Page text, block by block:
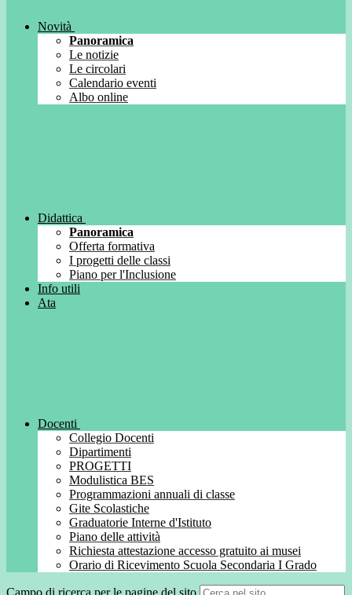
Novità
Panoramica
Le notizie
Le circolari
Calendario eventi
Albo online
Didattica
Panoramica
Offerta formativa
I progetti delle classi
Piano per l'Inclusione
Info utili
Ata
Docenti
Collegio Docenti
Dipartimenti
PROGETTI
Modulistica BES
Programmazioni annuali di classe
Gite Scolastiche
Graduatorie Interne d'Istituto
Piano delle attività
Richiesta attestazione accesso gratuito ai musei
Orario di Ricevimento Scuola Secondaria I Grado